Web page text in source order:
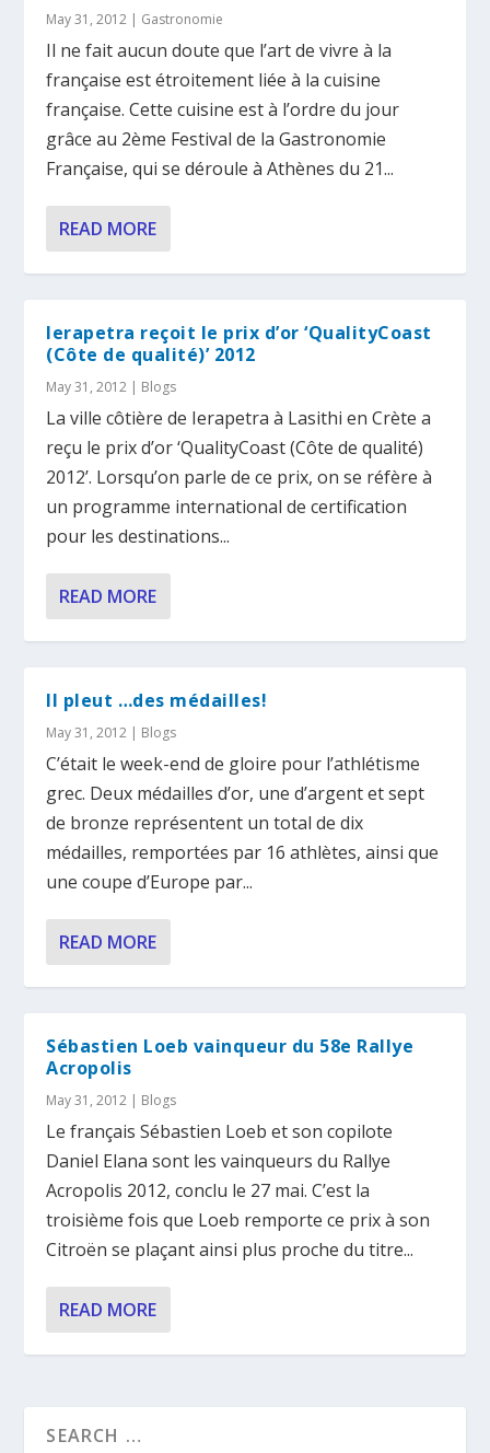
May 31, 2012 | Gastronomie
Il ne fait aucun doute que l’art de vivre à la
française est étroitement liée à la cuisine
française. Cette cuisine est à l’ordre du jour
grâce au 2ème Festival de la Gastronomie
Française, qui se déroule à Athènes du 21...
READ MORE
Ierapetra reçoit le prix d’or ‘QualityCoast
(Côte de qualité)’ 2012
May 31, 2012 | Blogs
La ville côtière de Ierapetra à Lasithi en Crète a
reçu le prix d’or ‘QualityCoast (Côte de qualité)
2012’. Lorsqu’on parle de ce prix, on se réfère à
un programme international de certification
pour les destinations...
READ MORE
Il pleut …des médailles!
May 31, 2012 | Blogs
C’était le week-end de gloire pour l’athlétisme
grec. Deux médailles d’or, une d’argent et sept
de bronze représentent un total de dix
médailles, remportées par 16 athlètes, ainsi que
une coupe d’Europe par...
READ MORE
Sébastien Loeb vainqueur du 58e Rallye
Acropolis
May 31, 2012 | Blogs
Le français Sébastien Loeb et son copilote
Daniel Elana sont les vainqueurs du Rallye
Acropolis 2012, conclu le 27 mai. C’est la
troisième fois que Loeb remporte ce prix à son
Citroën se plaçant ainsi plus proche du titre...
READ MORE